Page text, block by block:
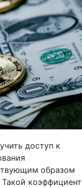
доступ к
образом
коэффициент